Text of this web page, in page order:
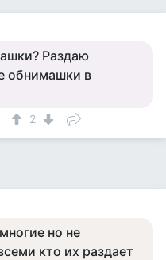
Раздаю
обнимашки в
2
но не
кто их раздает